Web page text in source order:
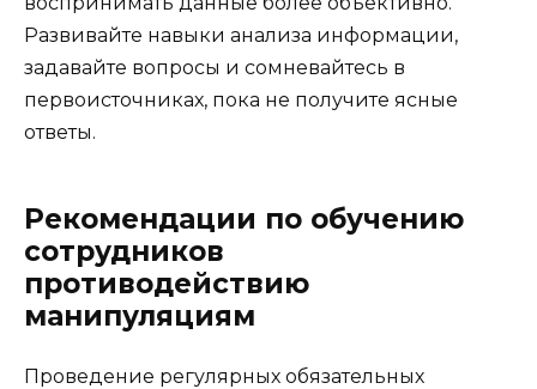
Развивайте навыки анализа информации,
задавайте вопросы и сомневайтесь в
первоисточниках, пока не получите ясные
ответы.
Рекомендации по обучению
сотрудников
противодействию
манипуляциям
Проведение регулярных обязательных